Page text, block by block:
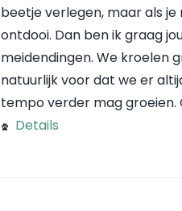
beetje verlegen, maar als
ontdooi. Dan ben ik graag
meidendingen. We kroelen
natuurlijk voor dat we er
tempo verder mag groeien.
Details